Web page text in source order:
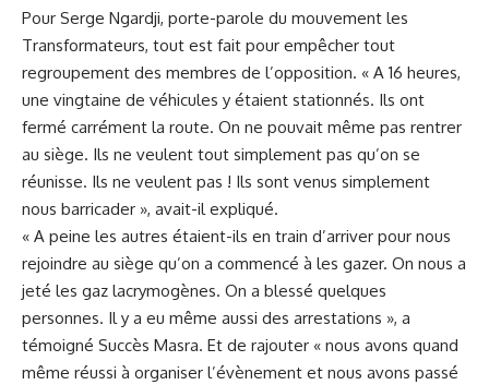
Pour Serge Ngardji, porte-parole du mouvement les
Transformateurs, tout est fait pour empêcher tout
regroupement des membres de l’opposition. « A 16 heures,
une vingtaine de véhicules y étaient stationnés. Ils ont
fermé carrément la route. On ne pouvait même pas rentrer
au siège. Ils ne veulent tout simplement pas qu’on se
réunisse. Ils ne veulent pas ! Ils sont venus simplement
nous barricader », avait-il expliqué.
« A peine les autres étaient-ils en train d’arriver pour nous
rejoindre au siège qu’on a commencé à les gazer. On nous a
jeté les gaz lacrymogènes. On a blessé quelques
personnes. Il y a eu même aussi des arrestations », a
témoigné Succès Masra. Et de rajouter « nous avons quand
même réussi à organiser l’évènement et nous avons passé